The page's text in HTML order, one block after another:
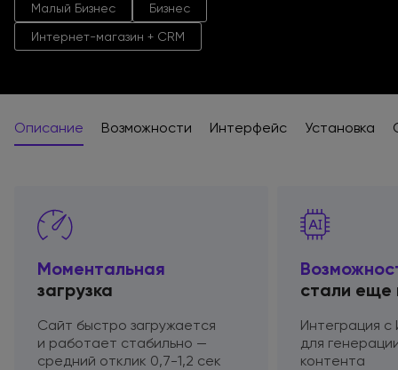
Малый Бизнес
Бизнес
Интернет-магазин + CRM
Описание Возможности Интерфейс Установка
Моментальная
загрузка
Сайт быстро загружается
и работает стабильно —
средний отклик 0,7-1,2 сек
стали
Интеграция с
для
контента